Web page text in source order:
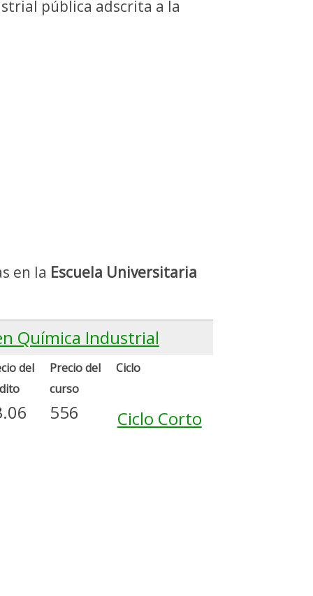
pública adscrita a la
en la Escuela Universitaria
Química Industrial
del
Precio del
curso
Ciclo
556 Ciclo Corto